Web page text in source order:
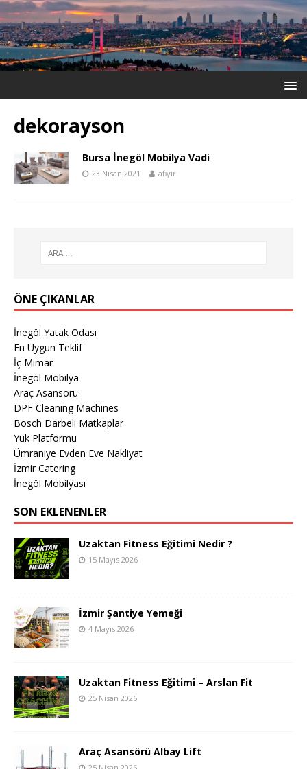
dekorayson
Bursa İnegöl Mobilya Vadi
23 Nisan 2021 afiyir
ÖNE ÇIKANLAR
İnegöl Yatak Odası
En Uygun Teklif
İç Mimar
İnegöl Mobilya
Araç Asansörü
DPF Cleaning Machines
Bosch Darbeli Matkaplar
Yük Platformu
Ümraniye Evden Eve Nakliyat
İzmir Catering
İnegöl Mobilyası
SON EKLENENLER
Uzaktan Fitness Eğitimi Nedir ?
15 Mayıs 2026
İzmir Şantiye Yemeği
4 Mayıs 2026
Uzaktan Fitness Eğitimi – Arslan Fit
25 Nisan 2026
Araç Asansörü Albay Lift